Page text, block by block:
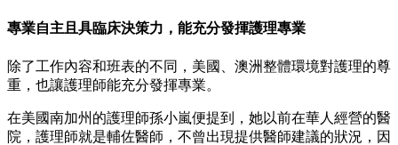
專業自主且具臨床決策力，能充分發揮護理專業
除了工作內容和班表的不同，美國、澳洲整體環境對護理的尊
重，也讓護理師能充分發揮專業。
在美國南加州的護理師孫小嵐便提到，她以前在華人經營的醫
院，護理師就是輔佐醫師，不曾出現提供醫師建議的狀況，因